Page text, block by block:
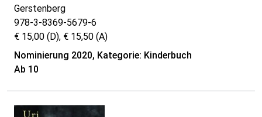
Gerstenberg
978-3-8369-5679-6
€ 15,00 (D), € 15,50 (A)
Nominierung 2020, Kategorie: Kinderbuch
Ab 10